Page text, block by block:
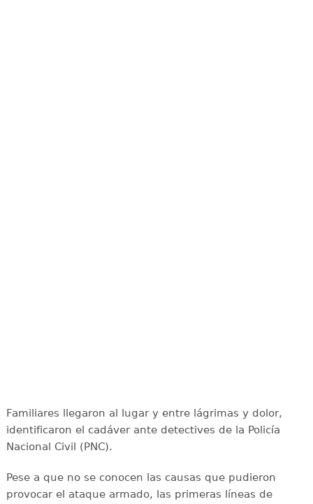
Familiares llegaron al lugar y entre lágrimas y dolor,
identificaron el cadáver ante detectives de la Policía
Nacional Civil (PNC).
Pese a que no se conocen las causas que pudieron
provocar el ataque armado, las primeras líneas de